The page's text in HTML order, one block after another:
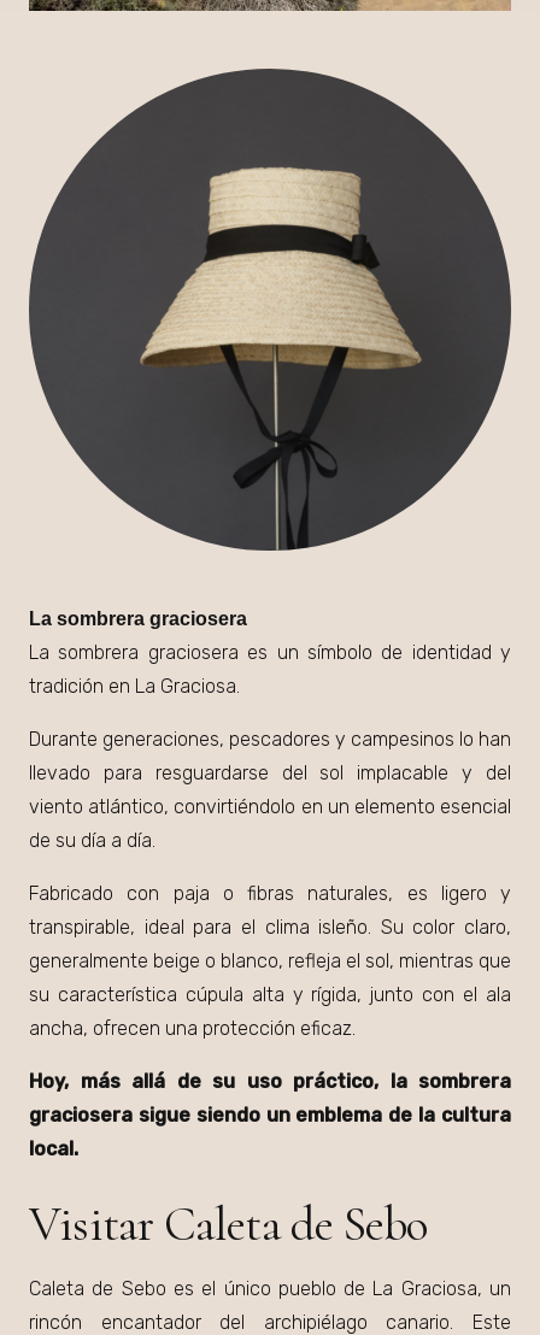
La sombrera graciosera
La sombrera graciosera es un símbolo de identidad y
tradición en La Graciosa.
Durante generaciones, pescadores y campesinos lo han
llevado para resguardarse del sol implacable y del
viento atlántico, convirtiéndolo en un elemento esencial
de su día a día.
Fabricado con paja o fibras naturales, es ligero y
transpirable, ideal para el clima isleño. Su color claro,
generalmente beige o blanco, refleja el sol, mientras que
su característica cúpula alta y rígida, junto con el ala
ancha, ofrecen una protección eficaz.
Hoy, más allá de su uso práctico, la sombrera
graciosera sigue siendo un emblema de la cultura
local.
Visitar Caleta de Sebo
Caleta de Sebo es el único pueblo de La Graciosa, un
rincón encantador del archipiélago canario. Este